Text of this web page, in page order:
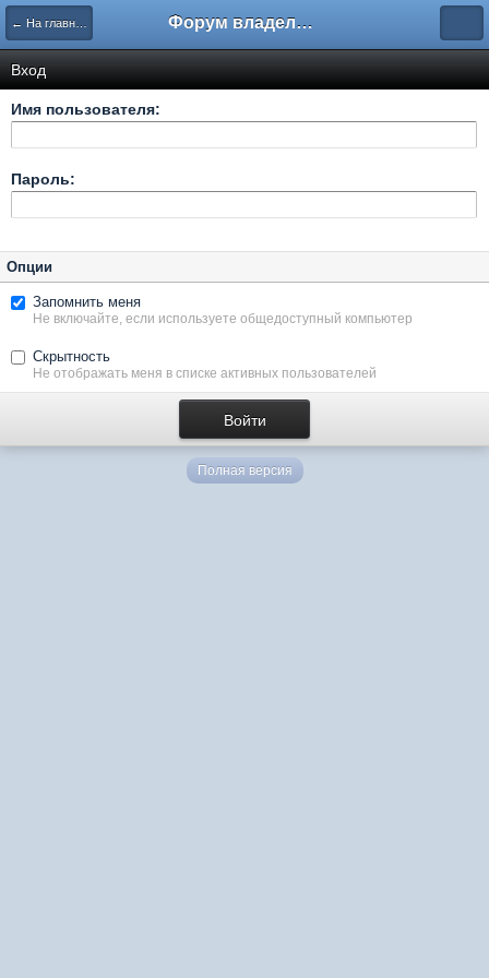
← На главную Форум владельцев интернет-магазинов
Вход
Имя пользователя:
Пароль:
Опции
Запомнить меня
Не включайте, если используете общедоступный компьютер
Скрытность
Не отображать меня в списке активных пользователей
Полная версия